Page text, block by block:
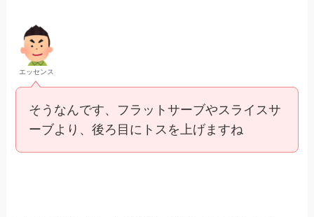
エッセンス
そうなんです、フラットサーブやスライスサ
ーブより、後ろ目にトスを上げますね